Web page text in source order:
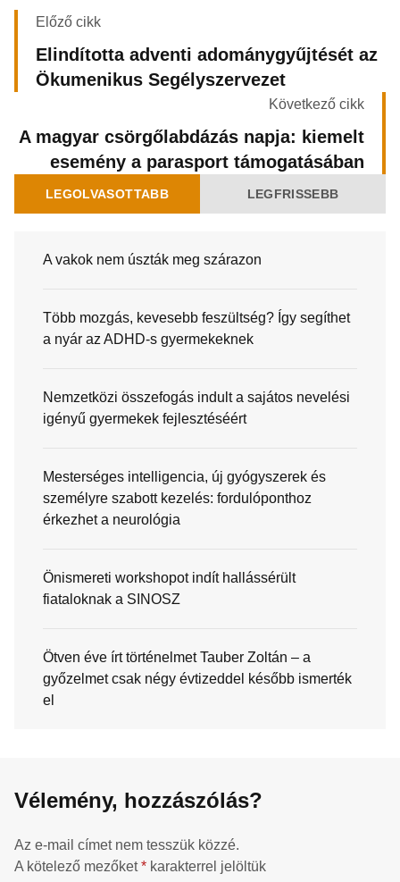
Előző cikk
Elindította adventi adománygyűjtését az
Ökumenikus Segélyszervezet
Következő cikk
A magyar csörgőlabdázás napja: kiemelt
esemény a parasport támogatásában
LEGOLVASOTTABB LEGFRISSEBB
A vakok nem úszták meg szárazon
Több mozgás, kevesebb feszültség? Így segíthet
a nyár az ADHD-s gyermekeknek
Nemzetközi összefogás indult a sajátos nevelési
igényű gyermekek fejlesztéséért
Mesterséges intelligencia, új gyógyszerek és
személyre szabott kezelés: fordulóponthoz
érkezhet a neurológia
Önismereti workshopot indít hallássérült
fiataloknak a SINOSZ
Ötven éve írt történelmet Tauber Zoltán – a
győzelmet csak négy évtizeddel később ismerték
el
Vélemény, hozzászólás?
Az e-mail címet nem tesszük közzé.
A kötelező mezőket* karakterrel jelöltük